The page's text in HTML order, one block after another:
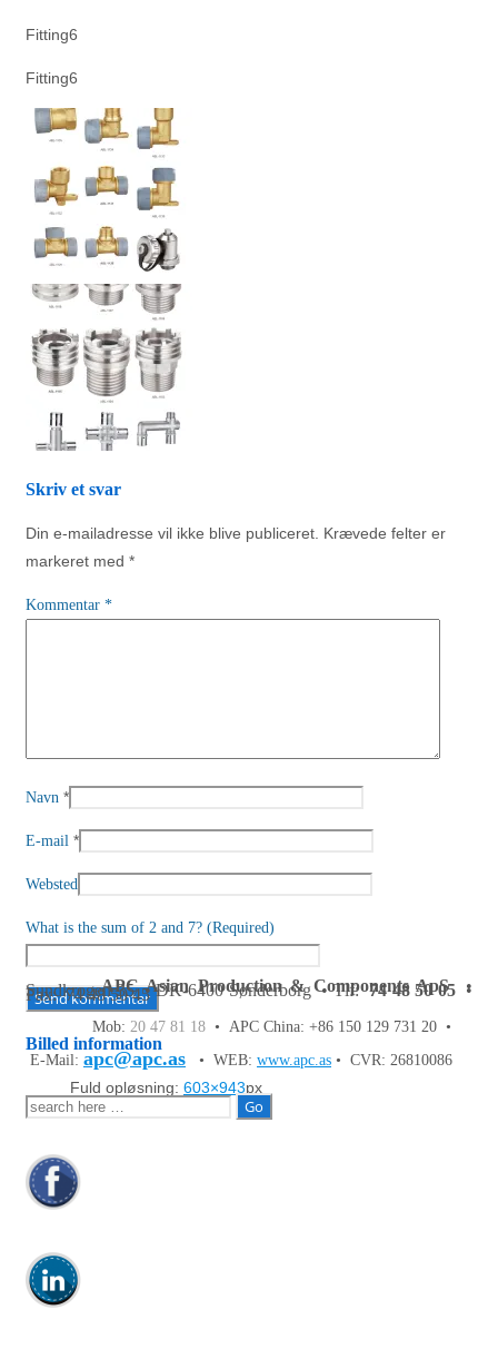
Fitting6
Fitting6
Skriv et svar
Din e-mailadresse vil ikke blive publiceret. Krævede felter er
markeret med *
Kommentar *
Navn *
E-mail *
Websted
What is the sum of 2 and 7? (Required)
Billed information
Fuld opløsning: 603×943px
APC Asian Production & Components ApS•
Sundkrogen 35 • DK-6400 Sønderborg • Tlf:74 48 50 05•
Fax: 74 48 50 45
Mob: 20 47 81 18 • APC China: +86 150 129 731 20 •
E-Mail: apc@apc.as • WEB: www.apc.as • CVR: 26810086
Søg